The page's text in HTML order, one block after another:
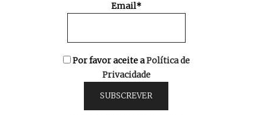
Email*
Por favor aceite aPolítica de
Privacidade